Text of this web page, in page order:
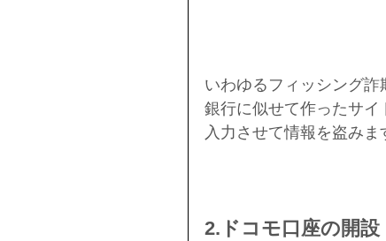
いわゆるフィッシング詐
銀行に似せて作ったサ
入力させて情報を盗みま
2.ドコモ口座の開設